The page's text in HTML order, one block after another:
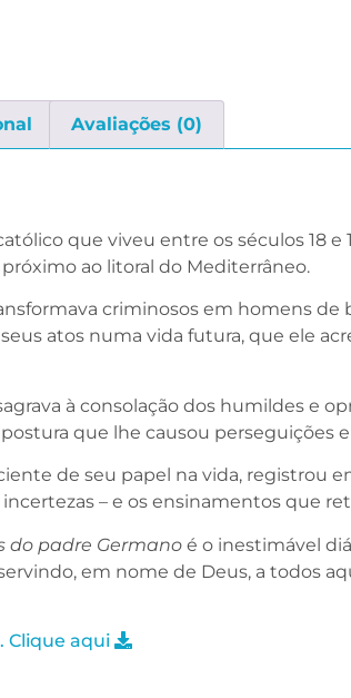
Avaliações (0)
que viveu entre os séculos 18 e
ao litoral do Mediterrâneo.
criminosos em homens de
atos numa vida futura, que ele
à consolação dos humildes e
que lhe causou perseguições
de seu papel na vida, registrou
– e os ensinamentos que
do padre Germanoé o inestimável
em nome de Deus, a todos
Clique aqui